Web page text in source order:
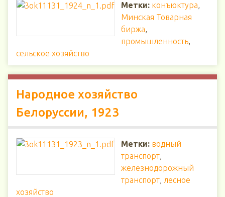
Метки: конъюктура,
Минская Товарная
биржа,
промышленность,
сельское хозяйство
Народное хозяйство
Белоруссии, 1923
Метки: водный
транспорт,
железнодорожный
транспорт, лесное
хозяйство